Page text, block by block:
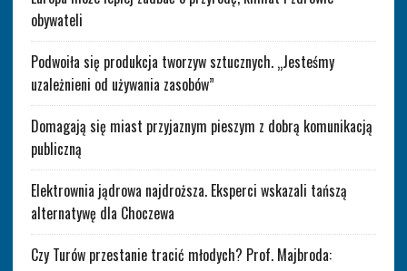
obywateli
Podwoiła się produkcja tworzyw sztucznych. „Jesteśmy
uzależnieni od używania zasobów”
Domagają się miast przyjaznym pieszym z dobrą komunikacją
publiczną
Elektrownia jądrowa najdroższa. Eksperci wskazali tańszą
alternatywę dla Choczewa
Czy Turów przestanie tracić młodych? Prof. Majbroda: